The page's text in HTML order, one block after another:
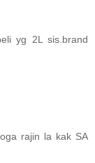
yg 2L sis.brand
rajin la kak SA